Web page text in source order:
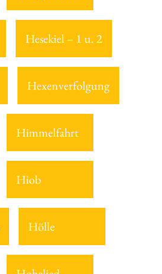
Hesekiel – 1 u. 2
Hexenverfolgung
Himmelfahrt
Hiob
Hölle